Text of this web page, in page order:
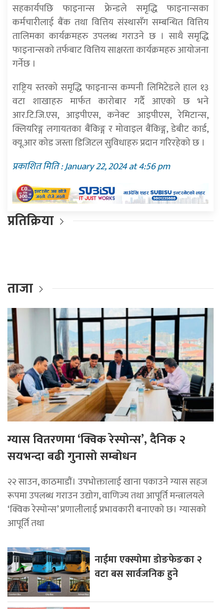
सहकार्यपछि फाइनान्स फ्रेन्डले समृद्धि फाइनान्सका
कर्मचारीलाई बैंक तथा वित्तिय संस्थासँग सम्बन्धित वित्तिय
तालिमका कार्यक्रमहरु उपलब्ध गराउने छ । साथै समृद्धि
फाइनान्सको तर्फबाट वित्तिय साक्षरता कार्यक्रमहरु आयोजना
गर्नेछ ।
राष्ट्रिय स्तरको समृद्धि फाइनान्स कम्पनी लिमिटेडले हाल १३
वटा शाखाहरु मार्फत कारोबार गर्दै आएको छ भने
आर.टि.जि.एस, आइपीएस, कनेक्ट आइपीएस, रेमिटान्स,
क्लियरिङ्ग लगायतका बैंकिङ्ग र मोवाइल बैंकिङ्ग, डेबीट कार्ड,
क्यू.आर कोड जस्ता डिजिटल सुविधाहरु प्रदान गरिरहेको छ ।
प्रकाशित मिति : January 22, 2024 at 4:56 pm
प्रतिक्रिया
ताजा
ग्यास वितरणमा ‘क्विक रेस्पोन्स’, दैनिक २
सयभन्दा बढी गुनासो सम्बोधन
२२ साउन, काठमाडाैं। उपभोक्तालाई खाना पकाउने ग्यास सहज
रूपमा उपलब्ध गराउन उद्योग, वाणिज्य तथा आपूर्ति मन्त्रालयले
‘क्विक रेस्पोन्स’ प्रणालीलाई प्रभावकारी बनाएको छ। ग्यासको
आपूर्ति तथा
नाईमा एक्स्पोमा डोङफेङका २
वटा बस सार्वजनिक हुने